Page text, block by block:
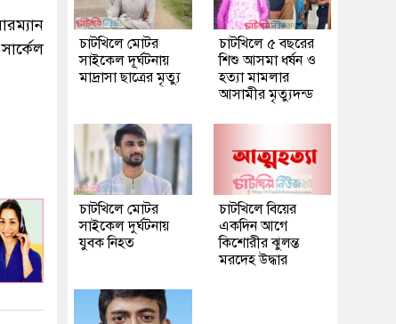
চাটখিলে মোটর
সাইকেল দূর্ঘটনায়
মাদ্রাসা ছাত্রের মৃত্যু
চাটখিলে ৫ বছরের
শিশু আসমা ধর্ষন ও
হত্যা মামলার
আসামীর মৃত্যুদন্ড
চাটখিলে মোটর
সাইকেল দুর্ঘটনায়
যুবক নিহত
চাটখিলে বিয়ের
একদিন আগে
কিশোরীর ঝুলন্ত
মরদেহ উদ্ধার